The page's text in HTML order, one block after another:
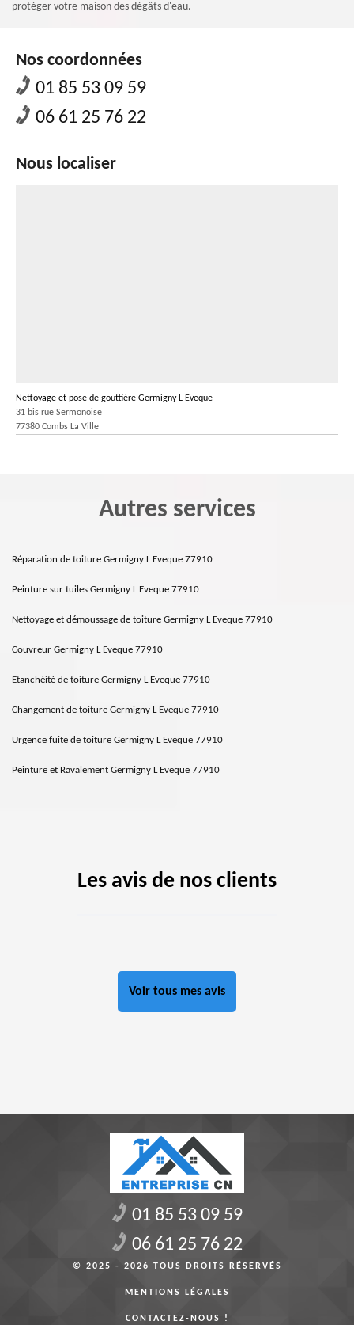
protéger votre maison des dégâts d'eau.
Nos coordonnées
01 85 53 09 59
06 61 25 76 22
Nous localiser
Nettoyage et pose de gouttière Germigny L Eveque
31 bis rue Sermonoise
77380 Combs La Ville
Autres services
Réparation de toiture Germigny L Eveque 77910
Peinture sur tuiles Germigny L Eveque 77910
Nettoyage et démoussage de toiture Germigny L Eveque 77910
Couvreur Germigny L Eveque 77910
Etanchéité de toiture Germigny L Eveque 77910
Changement de toiture Germigny L Eveque 77910
Urgence fuite de toiture Germigny L Eveque 77910
Peinture et Ravalement Germigny L Eveque 77910
Les avis de nos clients
Voir tous mes avis
01 85 53 09 59
06 61 25 76 22
© 2025 - 2026 TOUS DROITS RÉSERVÉS
MENTIONS LÉGALES
CONTACTEZ-NOUS !